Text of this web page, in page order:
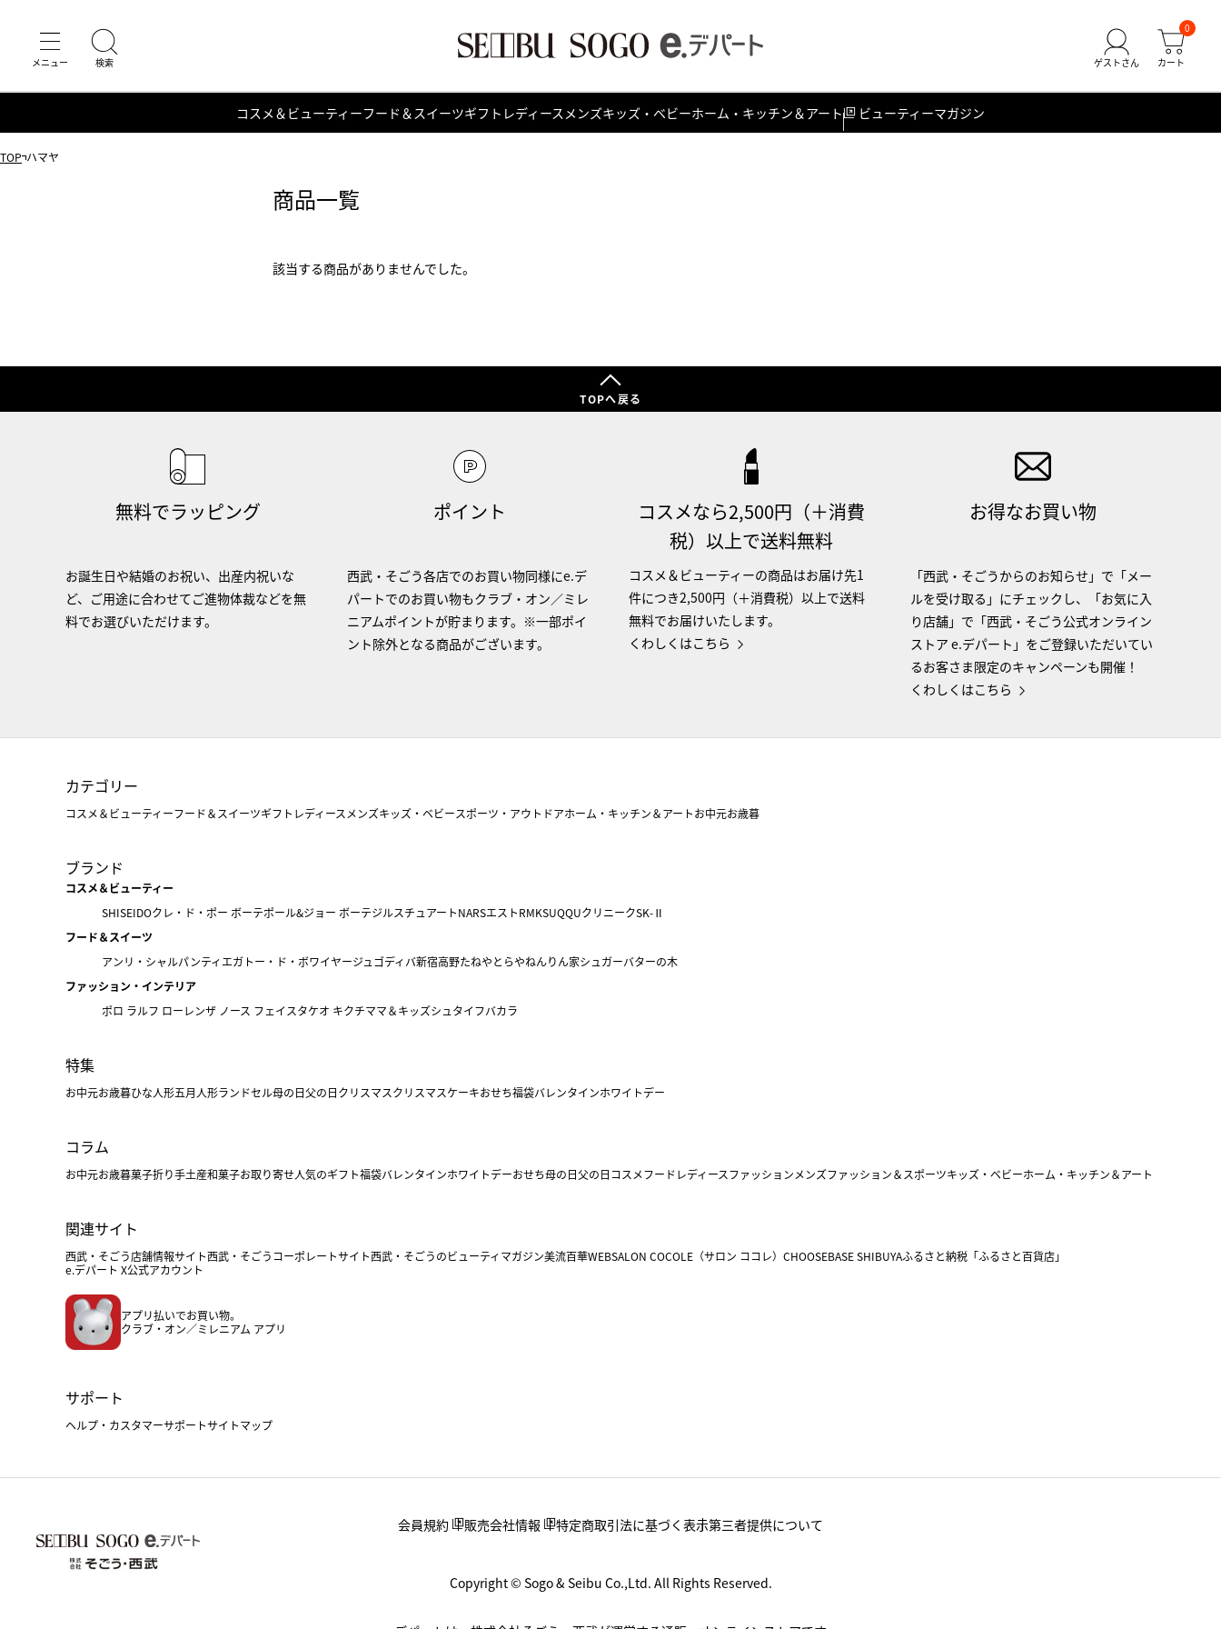
0
コスメ＆ビューティーフード＆スイーツギフト レディース メンズキッズ・ベビーホーム・キッチン＆アート ビューティーマガジン
TOP ハマヤ
商品一覧
該当する商品がありませんでした。
TOPへ戻る
無料でラッピング
お誕生日や結婚のお祝い、出産内祝いな
ど、ご用途に合わせてご進物体裁などを無
料でお選びいただけます。
ポイント
西武・そごう各店でのお買い物同様にe.デ
パートでのお買い物もクラブ・オン／ミレ
ニアムポイントが貯まります。※一部ポイ
ント除外となる商品がございます。
コスメなら2,500円（＋消費
税）以上で送料無料
コスメ＆ビューティーの商品はお届け先1
件につき2,500円（＋消費税）以上で送料
無料でお届けいたします。
くわしくはこちら
お得なお買い物
「西武・そごうからのお知らせ」で「メー
ルを受け取る」にチェックし、「お気に入
り店舗」で「西武・そごう公式オンライン
ストア e.デパート」をご登録いただいてい
るお客さま限定のキャンペーンも開催！
くわしくはこちら
カテゴリー
コスメ＆ビューティーフード＆スイーツギフト レディース メンズキッズ・ベビースポーツ・アウトドアホーム・キッチン＆アートお中元お歳暮
ブランド
コスメ＆ビューティー
SHISEIDOクレ・ド・ポー ボーテポール&ジョー ボーテジルスチュアートNARSエストRMKSUQQUクリニークSK-Ⅱ
フード＆スイーツ
アンリ・シャルパンティエガトー・ド・ボワイヤージュ ゴディバ新宿高野たねやとらやねんりん家シュガーバターの木
ファッション・インテリア
ポロ ラルフ ローレンザ ノース フェイスタケオ キクチママ＆キッズシュタイフバカラ
特集
お中元お歳暮ひな人形五月人形ランドセル母の日父の日クリスマスクリスマスケーキおせち福袋バレンタインホワイトデー
コラム
お中元お歳暮菓子折り手土産和菓子お取り寄せ人気のギフト福袋バレンタインホワイトデーおせち母の日父の日 コスメフードレディースファッションメンズファッション＆スポーツキッズ・ベビーホーム・キッチン＆アート
関連サイト
西武・そごう店舗情報サイト西武・そごうコーポレートサイト西武・そごうのビューティマガジン美流百華WEBSALON COCOLE（サロン ココレ） CHOOSEBASE SHIBUYAふるさと納税「ふるさと百貨店」
e.デパート X公式アカウント
アプリ払いでお買い物。
クラブ・オン／ミレニアム アプリ
サポート
ヘルプ・カスタマーサポートサイトマップ
会員規約 販売会社情報 特定商取引法に基づく表示第三者提供について
Copyright © Sogo & Seibu Co.,Ltd. All Rights Reserved.